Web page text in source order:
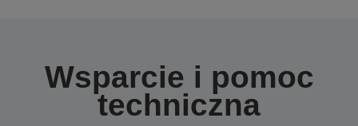
Wsparcie i pomoc
techniczna